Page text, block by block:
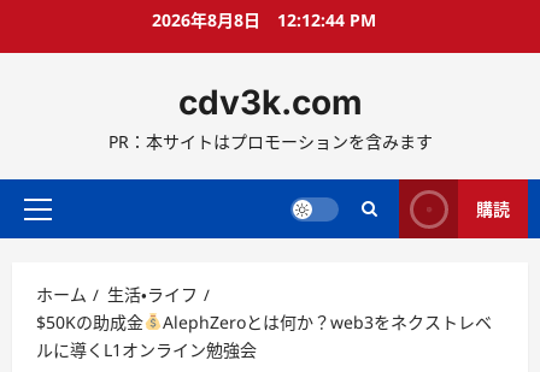
ス
ッ
2026年8月8日 12:12:45 PM
cdv3k.com
PR：本サイトはプロモーションを含みます
メ
メ
ニ
ュ
購読
ホーム
生活・ライフ
$50Kの助成金
AlephZeroとは何か？web3をネクストレベ
ルに導くL1オンライン勉強会